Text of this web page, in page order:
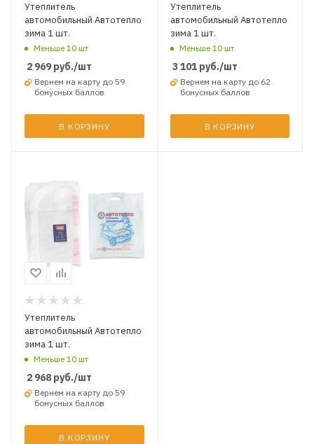
Утеплитель
автомобильный Автотепло
зима 1 шт.
Меньше 10 шт
2 969 руб./шт
Вернем на карту до 59
бонусных баллов
В КОРЗИНУ
Утеплитель
автомобильный Автотепло
зима 1 шт.
Меньше 10 шт
3 101руб./шт
Вернем на карту до 62
бонусных баллов
В КОРЗИНУ
Утеплитель
автомобильный Автотепло
зима 1 шт.
Меньше 10 шт
2 968 руб./шт
Вернем на карту до 59
бонусных баллов
В КОРЗИНУ